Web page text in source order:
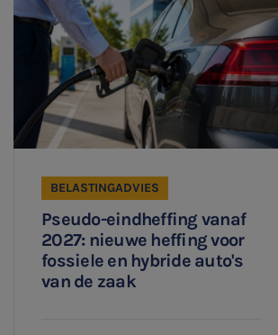
HR Advies
Agro
Vacatures
Pseudo-eindheffing vanaf
2027: nieuwe heffing voor
fossiele en hybride auto's
van de zaak
BELASTINGADVIES